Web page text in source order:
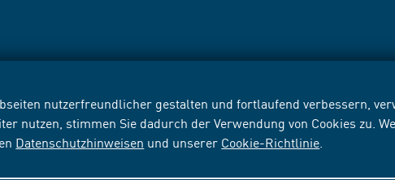
nutzerfreundlicher gestalten und fortlaufend verbessern,
nutzen, stimmen Sie dadurch der Verwendung von Cookies zu.
Datenschutzhinweisen und unserer Cookie-Richtlinie